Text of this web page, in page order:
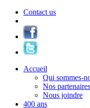
Contact us
Accueil
Qui sommes-
Nos partenaires
Nous joindre
400 ans